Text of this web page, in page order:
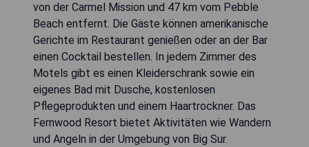
von der Carmel Mission und 47 km vom Pebble
Beach entfernt. Die Gäste können amerikanische
Gerichte im Restaurant genießen oder an der Bar
einen Cocktail bestellen. In jedem Zimmer des
Motels gibt es einen Kleiderschrank sowie ein
eigenes Bad mit Dusche, kostenlosen
Pflegeprodukten und einem Haartrockner. Das
Fernwood Resort bietet Aktivitäten wie Wandern
und Angeln in der Umgebung von Big Sur.